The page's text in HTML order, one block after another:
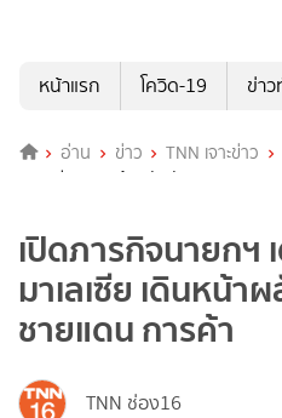
หน้าแรก
โควิด-19 ข่าว
อ่าน ข่าว TNN เจาะข่าว
มาเลเซีย เดินหน้าผลักดันเศรษฐกิจชา
เปิดภารกิจนายกฯ
มาเลเซีย เดินหน้า
ชายแดน การค้า
TNN ช่อง16